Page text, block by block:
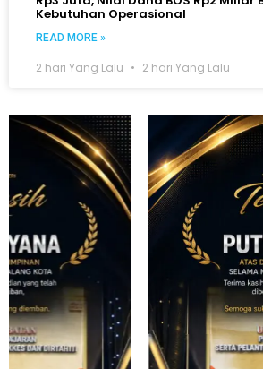
Kebutuhan Operasional
READ MORE »
2 hari Yang Lalu 2 hari Yang Lalu